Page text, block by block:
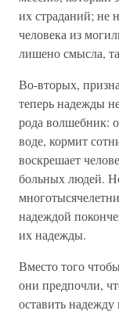
их страданий; не
человека из
лишено смысла,
Во-вторых,
теперь надежды
рода волшебник:
воде, кормит
воскрешает
больных людей.
надеждой
их надежды.
Вместо того
они предпочли,
оставить